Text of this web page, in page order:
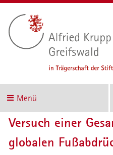
Menü
Versuch einer
globalen